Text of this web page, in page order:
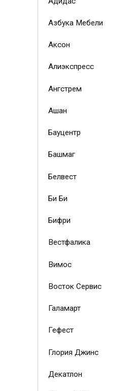
Азбука Мебели
Аксон
Алиэкспресс
Ангстрем
Ашан
Бауцентр
Башмаг
Белвест
Би Би
Бифри
Вестфалика
Вимос
Восток Сервис
Галамарт
Гефест
Глория Джинс
Декатлон